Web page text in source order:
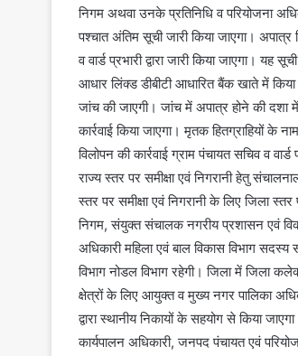
निगम अथवा उनके प्रतिनिधि व परियोजना
पश्चात अंतिम सूची जारी किया जाएगा। अपात्र
व वार्ड प्रभारी द्वारा जारी किया जाएगा। यह
आधार लिंक्ड डीबीटी आधारित बैंक खाते में किया
जांच की जाएगी। जांच में अपात्र होने की दशा में
कार्रवाई किया जाएगा। मृतक हितग्राहियों के
विलोपन की कार्रवाई ग्राम पंचायत सचिव व वार्ड
राज्य स्तर पर समीक्षा एवं निगरानी हेतु
स्तर पर समीक्षा एवं निगरानी के लिए जिला
निगम, संयुक्त संचालक नगरीय प्रशासन एवं
अधिकारी महिला एवं बाल विकास विभाग
विभाग नोडल विभाग रहेगी। जिला में जिला
क्षेत्रों के लिए आयुक्त व मुख्य नगर पालिका
द्वारा स्थानीय निकायों के सहयोग से किया
कार्यपालन अधिकारी, जनपद पंचायत एवं